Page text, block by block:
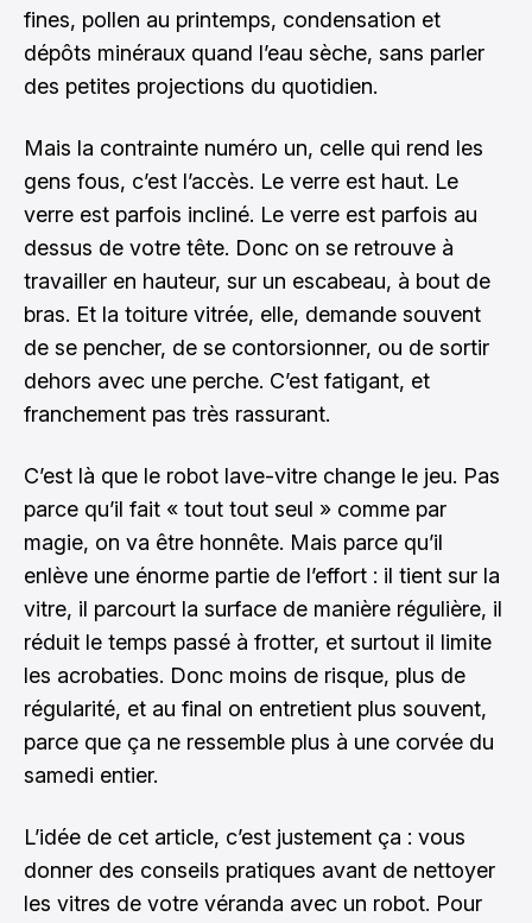
fines, pollen au printemps, condensation et
dépôts minéraux quand l’eau sèche, sans parler
des petites projections du quotidien.
Mais la contrainte numéro un, celle qui rend les
gens fous, c’est l’accès. Le verre est haut. Le
verre est parfois incliné. Le verre est parfois au
dessus de votre tête. Donc on se retrouve à
travailler en hauteur, sur un escabeau, à bout de
bras. Et la toiture vitrée, elle, demande souvent
de se pencher, de se contorsionner, ou de sortir
dehors avec une perche. C’est fatigant, et
franchement pas très rassurant.
C’est là que le robot lave-vitre change le jeu. Pas
parce qu’il fait « tout tout seul » comme par
magie, on va être honnête. Mais parce qu’il
enlève une énorme partie de l’effort : il tient sur la
vitre, il parcourt la surface de manière régulière, il
réduit le temps passé à frotter, et surtout il limite
les acrobaties. Donc moins de risque, plus de
régularité, et au final on entretient plus souvent,
parce que ça ne ressemble plus à une corvée du
samedi entier.
L’idée de cet article, c’est justement ça : vous
donner des conseils pratiques avant de nettoyer
les vitres de votre véranda avec un robot. Pour